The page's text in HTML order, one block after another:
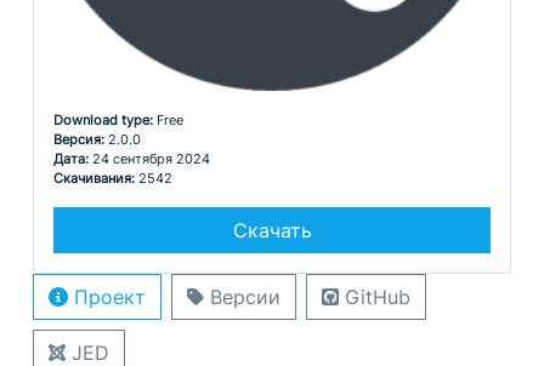
Download type: Free
Версия: 2.0.0
Дата: 24 сентября 2024
Скачивания: 2542
Скачать
Проект Версии GitHub
JED